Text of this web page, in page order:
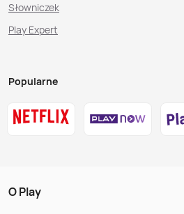
Słowniczek
Play Expert
Popularne
O Play